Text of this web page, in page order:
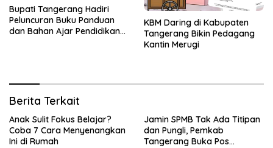
Bupati Tangerang Hadiri
Peluncuran Buku Panduan
dan Bahan Ajar Pendidikan
KBM Daring di Kabupaten
Tangerang Bikin Pedagang
Kantin Merugi
Berita Terkait
Anak Sulit Fokus Belajar?
Coba 7 Cara Menyenangkan
Ini di Rumah
Jamin SPMB Tak Ada Titipan
dan Pungli, Pemkab
Tangerang Buka Pos